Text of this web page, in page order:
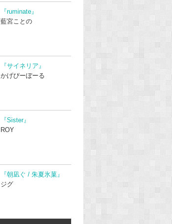
『ruminate』
藍宮ことの
『サイネリア』
かげぴーぼーる
『Sister』
ROY
『朝凪ぐ / 朱夏氷菓』
ジグ